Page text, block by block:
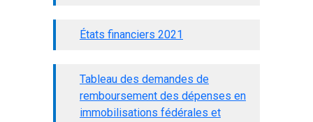
États financiers 2021
Tableau des demandes de
remboursement des dépenses en
immobilisations fédérales et